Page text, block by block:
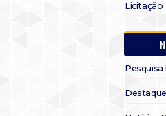
Licitação
Pesquisa
Destaque